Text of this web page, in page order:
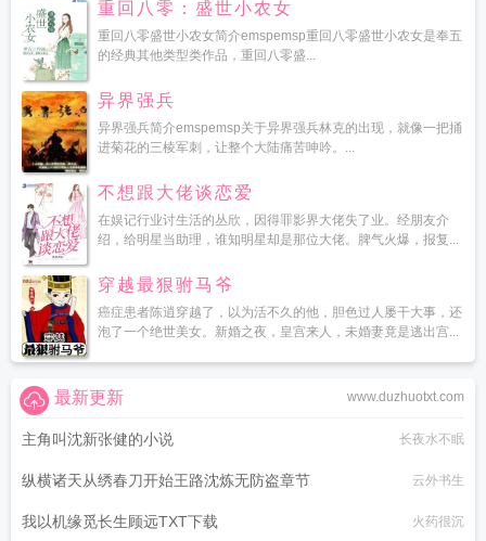
重回八零：盛世小农女
重回八零盛世小农女简介emspemsp重回八零盛世小农女是奉五
的经典其他类型类作品，重回八零盛...
异界强兵
异界强兵简介emspemsp关于异界强兵林克的出现，就像一把捅
进菊花的三棱军刺，让整个大陆痛苦呻吟。...
不想跟大佬谈恋爱
在娱记行业讨生活的丛欣，因得罪影界大佬失了业。经朋友介
绍，给明星当助理，谁知明星却是那位大佬。脾气火爆，报复...
穿越最狠驸马爷
癌症患者陈逍穿越了，以为活不久的他，胆色过人屡干大事，还
泡了一个绝世美女。新婚之夜，皇宫来人，未婚妻竟是逃出宫...
www.duzhuotxt.com
最新更新
主角叫沈新张健的小说 长夜水不眠
纵横诸天从绣春刀开始王路沈炼无防盗章节 云外书生
我以机缘觅长生顾远TXT下载 火药很沉